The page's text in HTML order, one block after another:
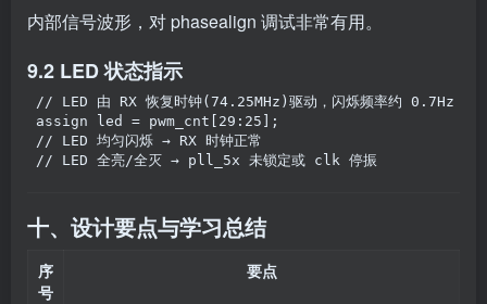
内部信号波形，对 phasealign 调试非常有用。
9.2 LED 状态指示
// LED 由 RX 恢复时钟(74.25MHz)驱动，闪烁频率约 0.7Hz
assign
led = pwm_cnt [ 29 : 25 ] ;
// LED 均匀闪烁 → RX 时钟正常
// LED 全亮/全灭 → pll_5x 未锁定或 clk 停振
十、设计要点与学习总结
序
号
要点